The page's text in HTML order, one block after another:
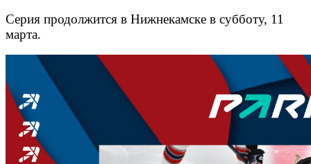
Серия продолжится в Нижнекамске в субботу, 11
марта.